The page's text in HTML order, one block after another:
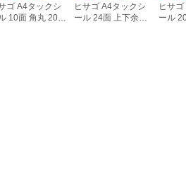
ゴ A4タックシ
10面 角丸 20シ
ヒサゴ A4タックシ
ール 24面 上下余白
ヒサ
ール